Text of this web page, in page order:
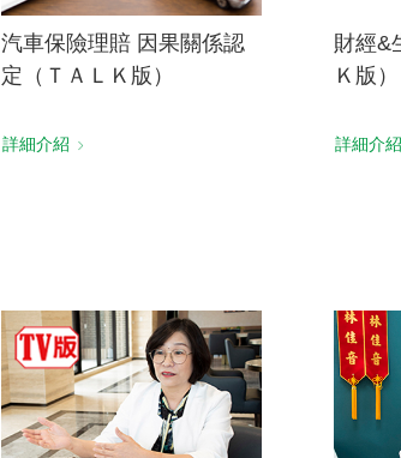
汽車保險理賠 因果關係認
定（ＴＡＬＫ版）
詳細介紹
財經&
Ｋ版）
詳細介紹